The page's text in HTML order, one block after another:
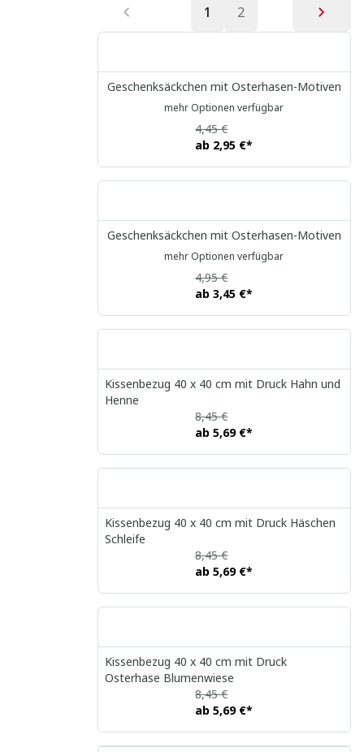
1 2
Geschenksäckchen mit Osterhasen-Motiven
mehr Optionen verfügbar
ab 2,95 €*
4,45 €
Geschenksäckchen mit Osterhasen-Motiven
mehr Optionen verfügbar
ab 3,45 €*
4,95 €
Kissenbezug 40 x 40 cm mit Druck Hahn und
Henne
ab 5,69 €*
8,45 €
Kissenbezug 40 x 40 cm mit Druck Häschen
Schleife
ab 5,69 €*
8,45 €
Kissenbezug 40 x 40 cm mit Druck
Osterhase Blumenwiese
ab 5,69 €*
8,45 €